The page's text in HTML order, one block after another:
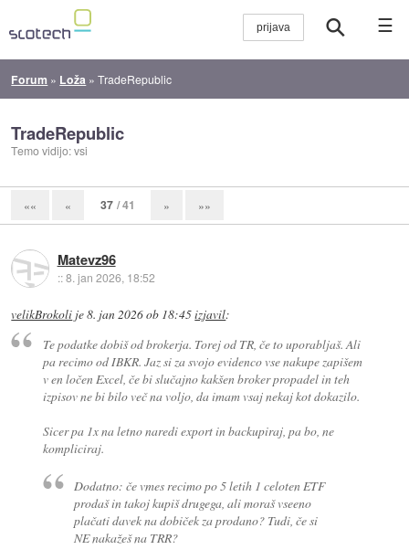
☰
Forum » Loža »TradeRepublic
TradeRepublic
Temo vidijo: vsi
«« « 37 / 41 » »»
Matevz96
::8. jan 2026, 18:52
velikBrokoli je8. jan 2026 ob 18:45izjavil:
Te podatke dobiš od brokerja. Torej od TR, če to uporabljaš. Ali
pa recimo od IBKR. Jaz si za svojo evidenco vse nakupe zapišem
v en ločen Excel, če bi slučajno kakšen broker propadel in teh
izpisov ne bi bilo več na voljo, da imam vsaj nekaj kot dokazilo.
Sicer pa 1x na letno naredi export in backupiraj, pa bo, ne
kompliciraj.
Dodatno: če vmes recimo po 5 letih 1 celoten ETF
prodaš in takoj kupiš drugega, ali moraš vseeno
plačati davek na dobiček za prodano? Tudi, če si
NE nakažeš na TRR?